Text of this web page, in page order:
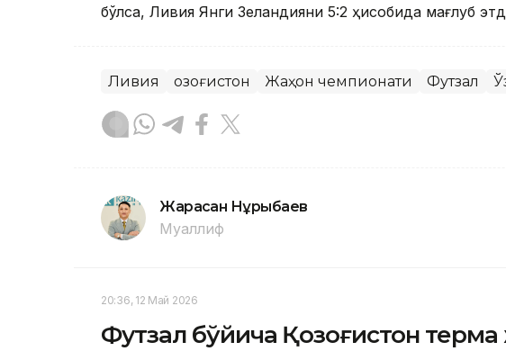
бўлса, Ливия Янги Зеландияни 5:2 ҳисобида мағлуб
Ливия Қозоғистон Жаҳон чемпионати Футзал
Жарасқан Нұрыбаев
Муаллиф
20:36, 12 Май 2026
Футзал бўйича Қозоғистон